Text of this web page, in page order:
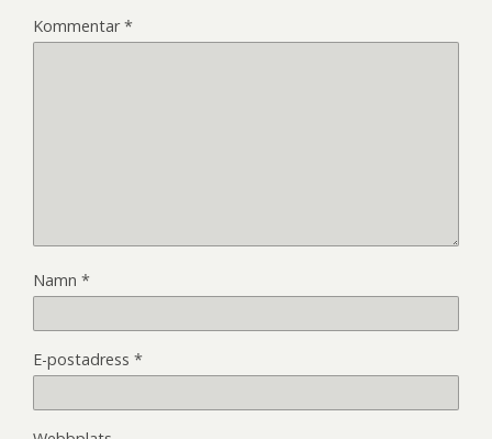
Kommentar*
Namn *
E-postadress *